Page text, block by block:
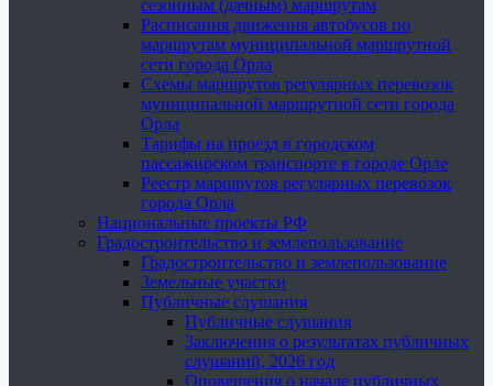
сезонным (дачным) маршрутам
Расписания движения автобусов по
маршрутам муниципальной маршрутной
сети города Орла
Схемы маршрутов регулярных перевозок
муниципальной маршрутной сети города
Орла
Тарифы на проезд в городском
пассажирском транспорте в городе Орле
Реестр маршрутов регулярных перевозок
города Орла
Национальные проекты РФ
Градостроительство и землепользование
Градостроительство и землепользование
Земельные участки
Публичные слушания
Публичные слушания
Заключения о результатах публичных
слушаний, 2026 год
Оповещения о начале публичных